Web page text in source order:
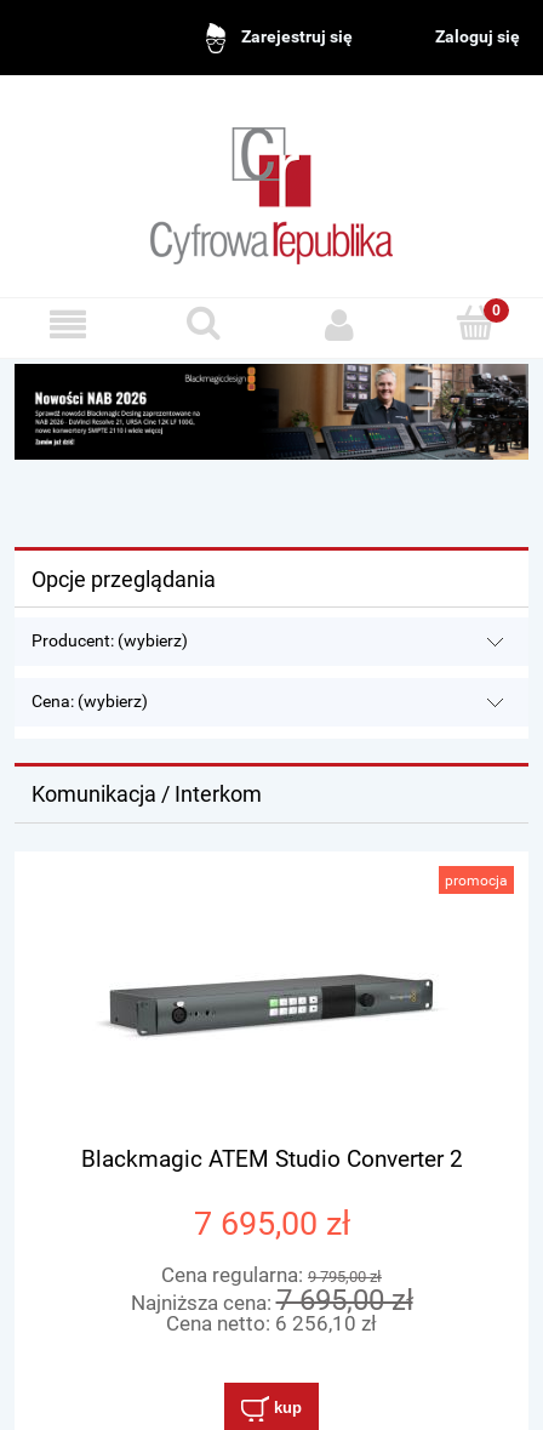
Zarejestruj się Zaloguj się
Opcje przeglądania
Producent: (wybierz)
Cena: (wybierz)
Komunikacja / Interkom
Blackmagic ATEM Studio Converter 2
7 695,00 zł
Cena regularna: 9 795,00 zł
Najniższa cena:7 695,00 zł
Cena netto: 6 256,10 zł
kup
promocja